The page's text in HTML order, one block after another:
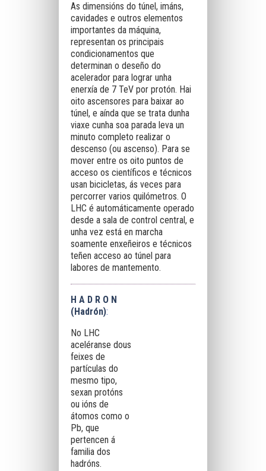
As dimensións do túnel, imáns,
cavidades e outros elementos
importantes da máquina,
representan os principais
condicionamentos que
determinan o deseño do
acelerador para lograr unha
enerxía de 7 TeV por protón. Hai
oito ascensores para baixar ao
túnel, e aínda que se trata dunha
viaxe cunha soa parada leva un
minuto completo realizar o
descenso (ou ascenso). Para se
mover entre os oito puntos de
acceso os científicos e técnicos
usan bicicletas, ás veces para
percorrer varios quilómetros. O
LHC é automáticamente operado
desde a sala de control central, e
unha vez está en marcha
soamente enxeñeiros e técnicos
teñen acceso ao túnel para
labores de mantemento.
H A D R O N
(Hadrón):
No LHC
aceléranse dous
feixes de
partículas do
mesmo tipo,
sexan protóns
ou ións de
átomos como o
Pb, que
pertencen á
familia dos
hadróns.